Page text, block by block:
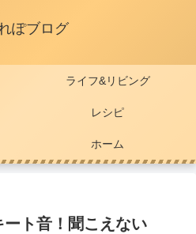
ぽブログ
ライフ&リビング
レシピ
ホーム
ト音！聞こえない